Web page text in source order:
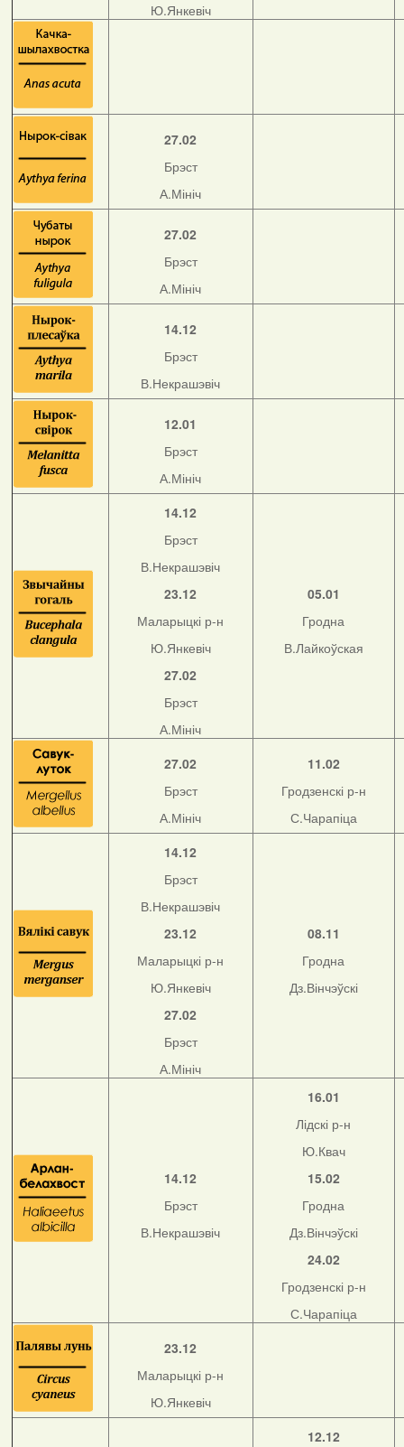
Ю.Янкевіч
27.02
Брэст
А.Мініч
27.02
Брэст
А.Мініч
14.12
Брэст
В.Некрашэвіч
12.01
Брэст
А.Мініч
14.12
Брэст
В.Некрашэвіч
23.12
Маларыцкі р-н
Ю.Янкевіч
27.02
Брэст
А.Мініч
05.01
Гродна
В.Лайкоўская
27.02
Брэст
А.Мініч
11.02
Гродзенскі р-н
С.Чарапіца
14.12
Брэст
В.Некрашэвіч
23.12
Маларыцкі р-н
Ю.Янкевіч
27.02
Брэст
А.Мініч
08.11
Гродна
Дз.Вінчэўскі
14.12
Брэст
В.Некрашэвіч
16.01
Лідскі р-н
Ю.Квач
15.02
Гродна
Дз.Вінчэўскі
24.02
Гродзенскі р-н
С.Чарапіца
23.12
Маларыцкі р-н
Ю.Янкевіч
12.12